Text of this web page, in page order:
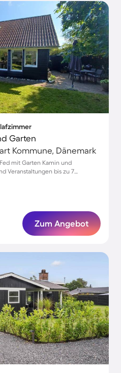
Garten
Kommune, Dänemark
mit Garten Kamin und
Veranstaltungen bis zu 7
Zum Angebot